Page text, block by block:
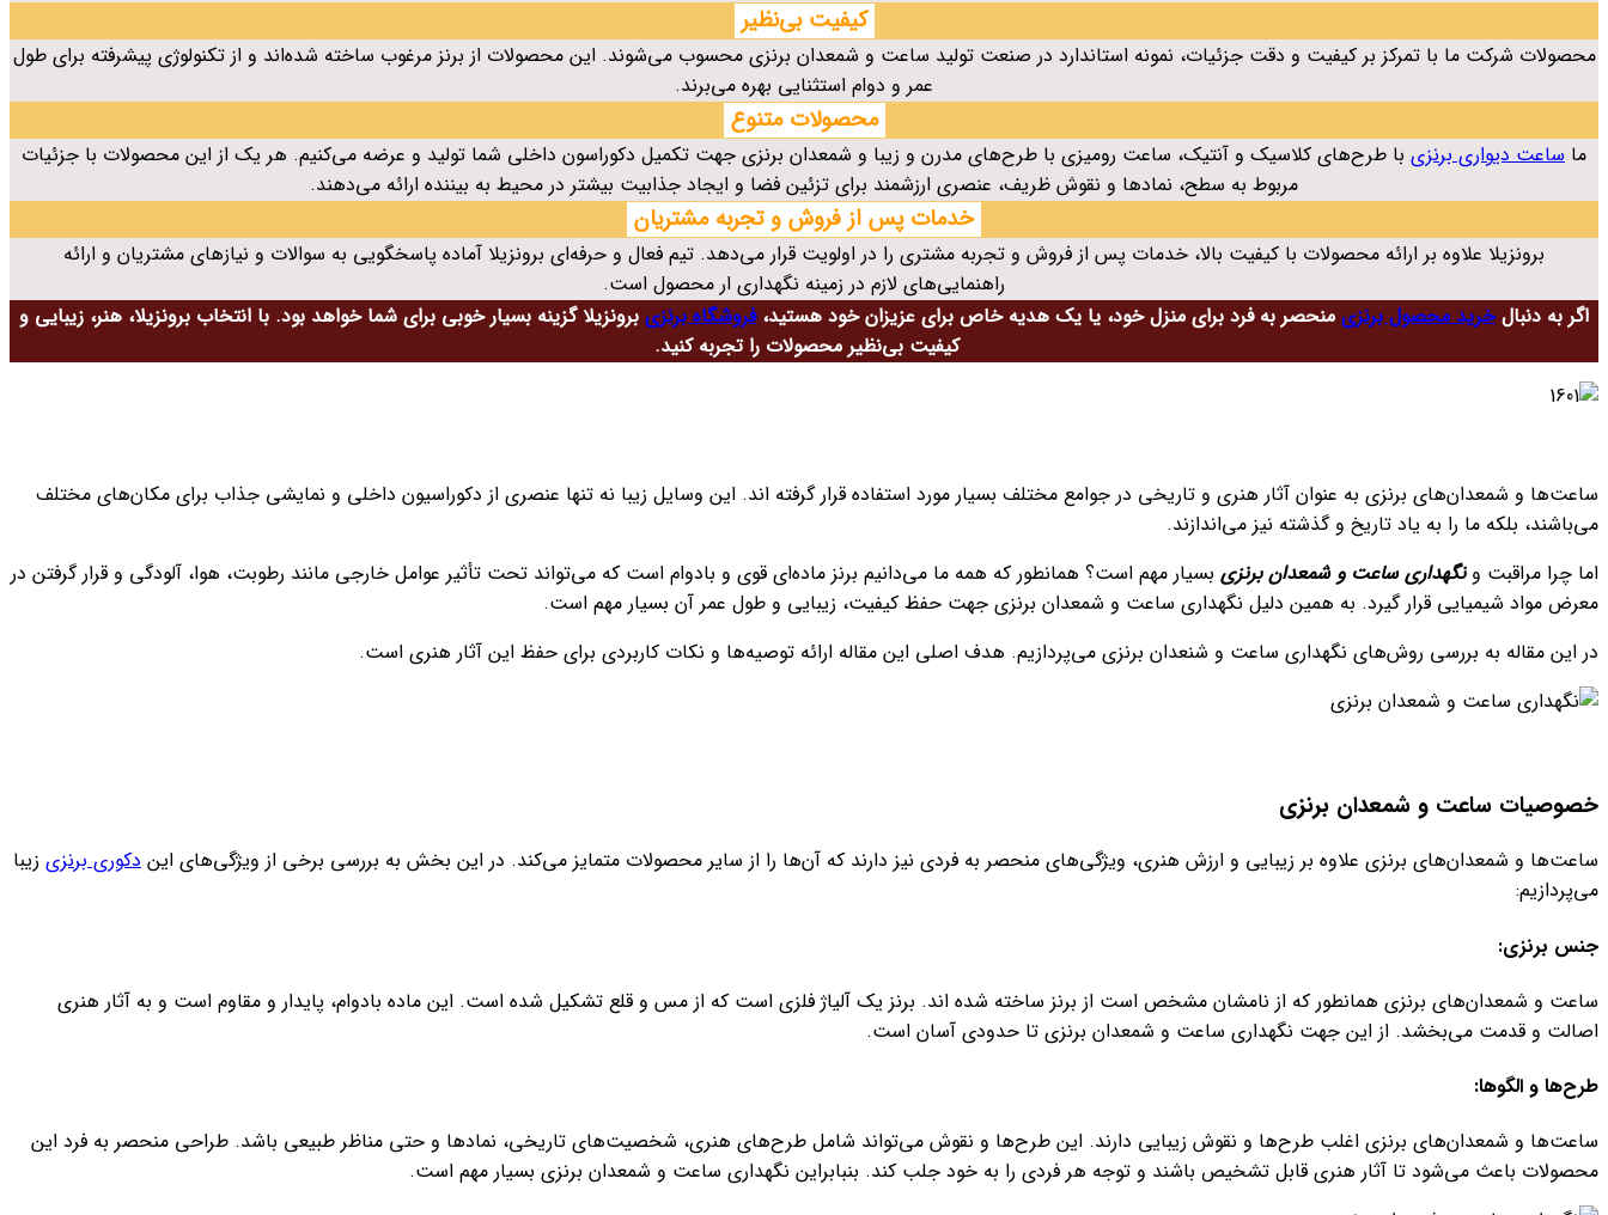
کیفیت بی‌نظیر
محصولات شرکت ما با تمرکز بر کیفیت و دقت جزئیات، نمونه استاندارد در صنعت تولید ساعت و شمعدان برنزی محسوب می‌شوند. این محصولات از برنز مرغوب ساخته شده‌اند و از تکنولوژی پیشرفته برای طول
عمر و دوام استثنایی بهره می‌برند.
محصولات متنوع
ما ساعت دیواری برنزی با طرح‌های کلاسیک و آنتیک، ساعت رومیزی با طرح‌های مدرن و زیبا و شمعدان برنزی جهت تکمیل دکوراسون داخلی شما تولید و عرضه می‌کنیم. هر یک از این محصولات با جزئیات
مربوط به سطح، نمادها و نقوش ظریف، عنصری ارزشمند برای تزئین فضا و ایجاد جذابیت بیشتر در محیط به بیننده ارائه می‌دهند.
خدمات پس از فروش و تجربه مشتریان
برونزیلا علاوه بر ارائه محصولات با کیفیت بالا، خدمات پس از فروش و تجربه مشتری را در اولویت قرار می‌دهد. تیم فعال و حرفه‌ای برونزیلا آماده پاسخگویی به سوالات و نیازهای مشتریان و ارائه
راهنمایی‌های لازم در زمینه نگهداری ار محصول است.
اگر به دنبالخرید محصول برنزی منحصر به فرد برای منزل خود، یا یک هدیه خاص برای عزیزان خود هستید،فروشگاه برنزی برونزیلا گزینه بسیار خوبی برای شما خواهد بود. با انتخاب برونزیلا، هنر، زیبایی و
کیفیت بی‌نظیر محصولات را تجربه کنید.
ساعت‌ها و شمعدان‌های برنزی به عنوان آثار هنری و تاریخی در جوامع مختلف بسیار مورد استفاده قرار گرفته اند. این وسایل زیبا نه تنها عنصری از دکوراسیون داخلی و نمایشی جذاب برای مکان‌های مختلف
می‌باشند، بلکه ما را به یاد تاریخ و گذشته نیز‌ می‌اندازند.
اما چرا مراقبت ونگهداری ساعت و شمعدان برنزی بسیار مهم است؟ همانطور که همه ما‌ می‌دانیم برنز ماده‌ای قوی و بادوام است که‌ می‌تواند تحت تأثیر عوامل خارجی مانند رطوبت، هوا، آلودگی و قرار گرفتن در
معرض مواد شیمیایی قرار گیرد. به همین دلیل نگهداری ساعت و شمعدان برنزی جهت حفظ کیفیت، زیبایی و طول عمر آن بسیار مهم است.
در این مقاله به بررسی روش‌های نگهداری ساعت و شنعدان برنزی می‌پردازیم. هدف اصلی این مقاله ارائه توصیه‌ها و نکات کاربردی برای حفظ این آثار هنری است.
خصوصیات ساعت و شمعدان برنزی
ساعت‌ها و شمعدان‌های برنزی علاوه بر زیبایی و ارزش هنری، ویژگی‌های منحصر به فردی نیز دارند که آن‌ها را از سایر محصولات متمایز‌ می‌کند. در این بخش به بررسی برخی از ویژگی‌های این دکوری برنزی زیبا‌
می‌پردازیم:
جنس برنزی:
ساعت و شمعدان‌های برنزی همانطور که از نامشان مشخص است از برنز ساخته شده اند. برنز یک آلیاژ فلزی است که از مس و قلع تشکیل شده است. این ماده بادوام، پایدار و مقاوم است و به آثار هنری
اصالت و قدمت‌ می‌بخشد. از این جهت نگهداری ساعت و شمعدان برنزی تا حدودی آسان است.
طرح‌ها و الگوها:
ساعت‌ها و شمعدان‌های برنزی اغلب طرح‌ها و نقوش زیبایی دارند. این طرح‌ها و نقوش‌ می‌تواند شامل طرح‌های هنری، شخصیت‌های تاریخی، نمادها و حتی مناظر طبیعی باشد. طراحی منحصر به فرد این
محصولات باعث‌ می‌شود تا آثار هنری قابل تشخیص باشند و توجه هر فردی را به خود جلب کند. بنبابراین نگهداری ساعت و شمعدان برنزی بسیار مهم است.